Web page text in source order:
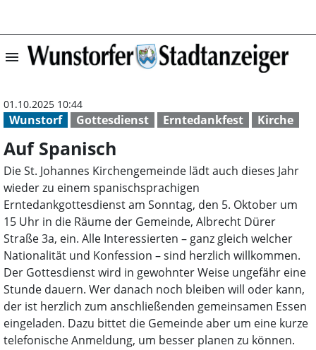
menu Auf Spanisch |
Wunstorf Gottesdienst Erntedankfest Kirche
01.10.2025 10:44
Auf Spanisch
Die St. Johannes Kirchengemeinde lädt auch dieses Jahr
wieder zu einem spanischsprachigen
Erntedankgottesdienst am Sonntag, den 5. Oktober um
15 Uhr in die Räume der Gemeinde, Albrecht Dürer
Straße 3a, ein. Alle Interessierten – ganz gleich welcher
Nationalität und Konfession – sind herzlich willkommen.
Der Gottesdienst wird in gewohnter Weise ungefähr eine
Stunde dauern. Wer danach noch bleiben will oder kann,
der ist herzlich zum anschließenden gemeinsamen Essen
eingeladen. Dazu bittet die Gemeinde aber um eine kurze
telefonische Anmeldung, um besser planen zu können.